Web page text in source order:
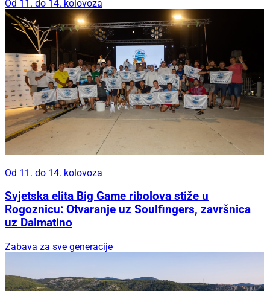
Od 11. do 14. kolovoza
Od 11. do 14. kolovoza
Svjetska elita Big Game ribolova stiže u
Rogoznicu: Otvaranje uz Soulfingers, završnica
uz Dalmatino
Zabava za sve generacije